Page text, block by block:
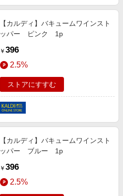
【カルディ】バキュームワインスト
ッパー ピンク 1p
￥ 396
2.5%
ストアにすすむ
【カルディ】バキュームワインスト
ッパー ブルー 1p
￥ 396
2.5%